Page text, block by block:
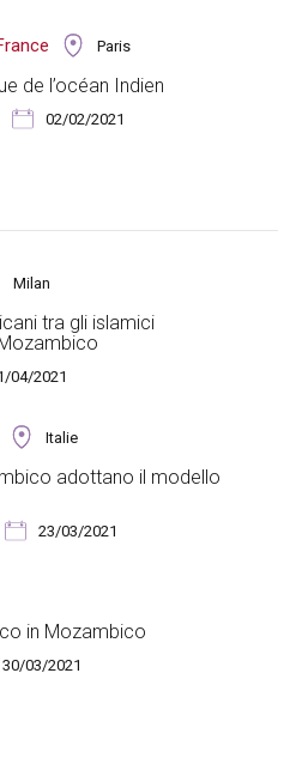
Paris
de l’océan Indien
02/02/2021
Milan
tra gli islamici
04/2021
Italie
adottano il modello
23/03/2021
in Mozambico
30/03/2021